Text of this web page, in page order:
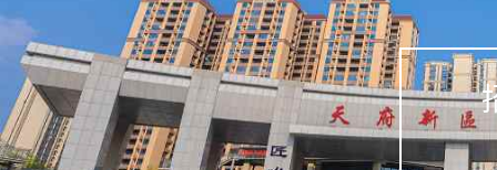
办学理念
办学特色
校园风貌
团委
管理制度
学生风采
心理健康
学生资助
教学制度
教学通知
教学动态
实践教学
专业建设